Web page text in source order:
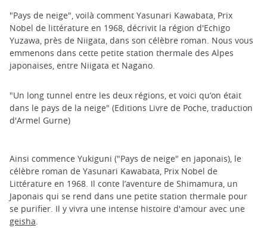
"Pays de neige", voilà comment Yasunari Kawabata, Prix
Nobel de littérature en 1968, décrivit la région d'Echigo
Yuzawa, près de Niigata, dans son célèbre roman. Nous vous
emmenons dans cette petite station thermale des Alpes
japonaises, entre Niigata et Nagano.
"Un long tunnel entre les deux régions, et voici qu’on était
dans le pays de la neige" (Editions Livre de Poche, traduction
d'Armel Gurne)
Ainsi commence Yukiguni ("Pays de neige" en japonais), le
célèbre roman de Yasunari Kawabata, Prix Nobel de
Littérature en 1968. Il conte l’aventure de Shimamura, un
Japonais qui se rend dans une petite station thermale pour
se purifier. Il y vivra une intense histoire d'amour avec une
geisha.